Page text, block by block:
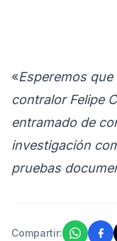
«Esperemos
contralor Felipe
entramado de
investigación
pruebas
Compartir: